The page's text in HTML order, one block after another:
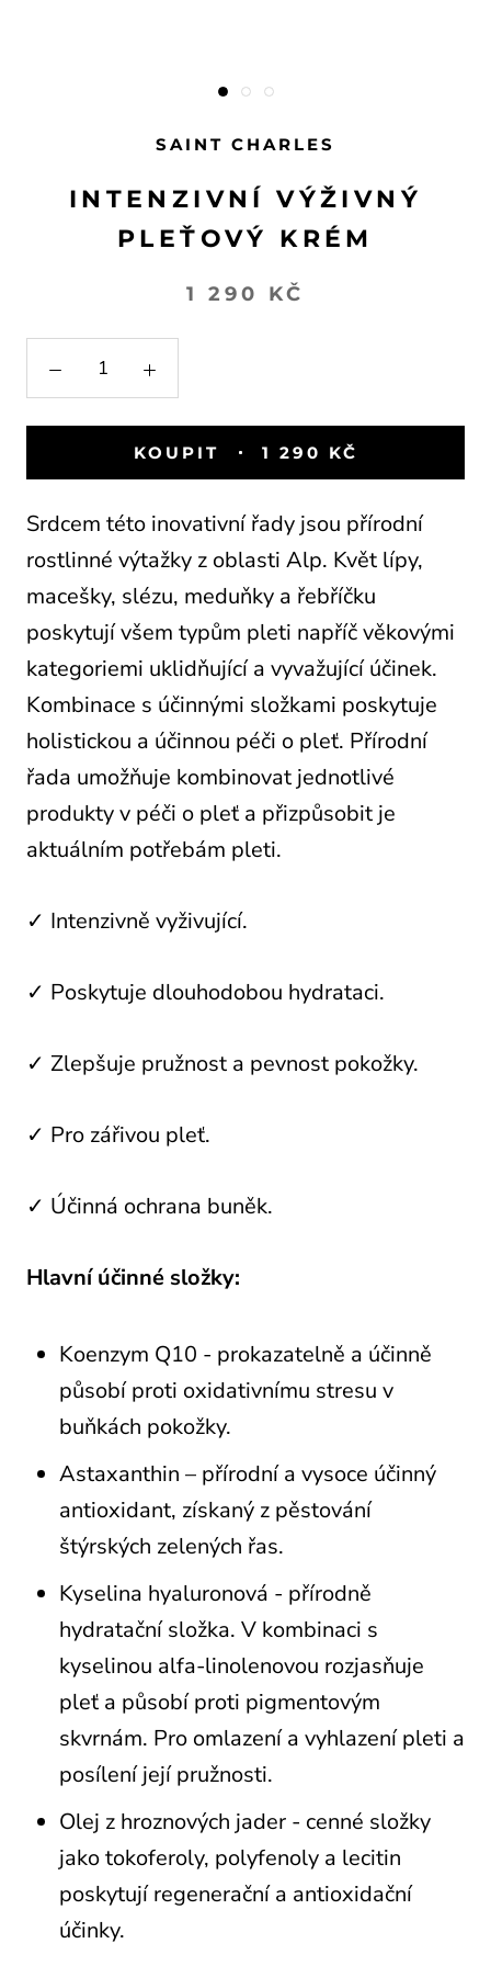
SAINT CHARLES
INTENZIVNÍ VÝŽIVNÝ
PLEŤOVÝ KRÉM
1 290 KČ
KOUPIT 1 290 KČ
Srdcem této inovativní řady jsou přírodní
rostlinné výtažky z oblasti Alp. Květ lípy,
macešky, slézu, meduňky a řebříčku
poskytují všem typům pleti napříč věkovými
kategoriemi uklidňující a vyvažující účinek.
Kombinace s účinnými složkami poskytuje
holistickou a účinnou péči o pleť. Přírodní
řada umožňuje kombinovat jednotlivé
produkty v péči o pleť a přizpůsobit je
aktuálním potřebám pleti.
✓ Intenzivně vyživující.
✓ Poskytuje dlouhodobou hydrataci.
✓ Zlepšuje pružnost a pevnost pokožky.
✓ Pro zářivou pleť.
✓ Účinná ochrana buněk.
Hlavní účinné složky:
Koenzym Q10 - prokazatelně a účinně
působí proti oxidativnímu stresu v
buňkách pokožky.
Astaxanthin – přírodní a vysoce účinný
antioxidant, získaný z pěstování
štýrských zelených řas.
Kyselina hyaluronová - přírodně
hydratační složka. V kombinaci s
kyselinou alfa-linolenovou rozjasňuje
pleť a působí proti pigmentovým
skvrnám. Pro omlazení a vyhlazení pleti a
posílení její pružnosti.
Olej z hroznových jader - cenné složky
jako tokoferoly, polyfenoly a lecitin
poskytují regenerační a antioxidační
účinky.